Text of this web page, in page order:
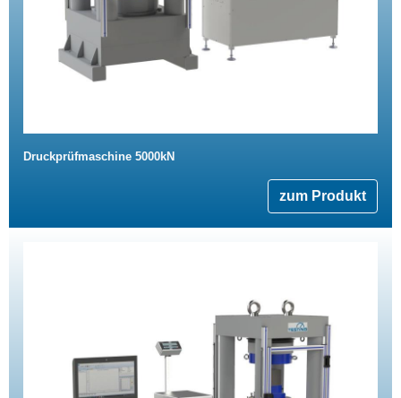
Druckprüfmaschine 5000kN
zum Produkt